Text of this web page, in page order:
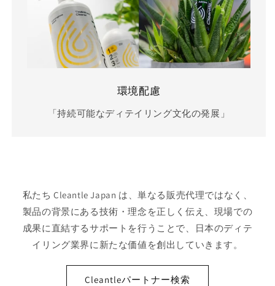
環境配慮
「持続可能なディテイリング文化の発展」
私たち Cleantle Japan は、単なる販売代理ではなく、
製品の背景にある技術・理念を正しく伝え、現場での
成果に直結するサポートを行うことで、日本のディテ
イリング業界に新たな価値を創出していきます。
Cleantleパートナー検索